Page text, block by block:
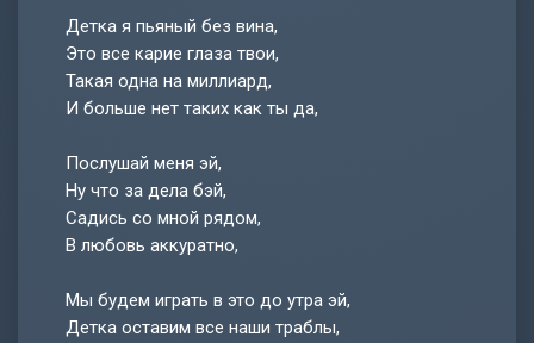
Детка я пьяный без вина,
Это все карие глаза твои,
Такая одна на миллиард,
И больше нет таких как ты да,
Послушай меня эй,
Ну что за дела бэй,
Садись со мной рядом,
В любовь аккуратно,
Мы будем играть в это до утра эй,
Детка оставим все наши траблы,